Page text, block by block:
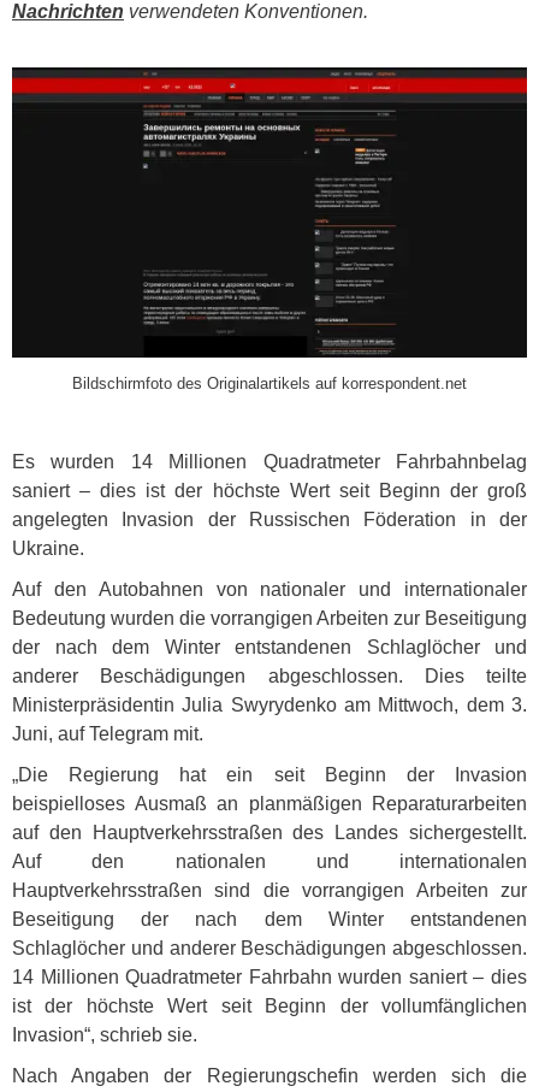
Nachrichten verwendeten Konventionen.
Bildschirmfoto des Originalartikels auf korrespondent.net
Es wurden 14 Millionen Quadratmeter Fahrbahnbelag
saniert – dies ist der höchste Wert seit Beginn der groß
angelegten Invasion der Russischen Föderation in der
Ukraine.
Auf den Autobahnen von nationaler und internationaler
Bedeutung wurden die vorrangigen Arbeiten zur Beseitigung
der nach dem Winter entstandenen Schlaglöcher und
anderer Beschädigungen abgeschlossen. Dies teilte
Ministerpräsidentin Julia Swyrydenko am Mittwoch, dem 3.
Juni, auf Telegram mit.
„Die Regierung hat ein seit Beginn der Invasion
beispielloses Ausmaß an planmäßigen Reparaturarbeiten
auf den Hauptverkehrsstraßen des Landes sichergestellt.
Auf den nationalen und internationalen
Hauptverkehrsstraßen sind die vorrangigen Arbeiten zur
Beseitigung der nach dem Winter entstandenen
Schlaglöcher und anderer Beschädigungen abgeschlossen.
14 Millionen Quadratmeter Fahrbahn wurden saniert – dies
ist der höchste Wert seit Beginn der vollumfänglichen
Invasion“, schrieb sie.
Nach Angaben der Regierungschefin werden sich die